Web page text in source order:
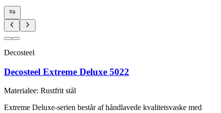
Decosteel
Decosteel Extreme Deluxe 5022
Materialee: Rustfrit stål
Extreme Deluxe-serien består af håndlavede kvalitetsvaske med